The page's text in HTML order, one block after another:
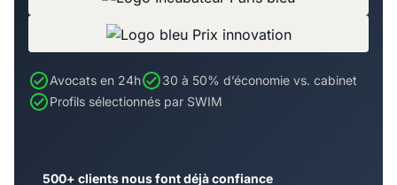
Avocats en 24h
30 à 50% d’économie vs. cabinet
Profils sélectionnés par SWIM
500+ clients nous font déjà confiance